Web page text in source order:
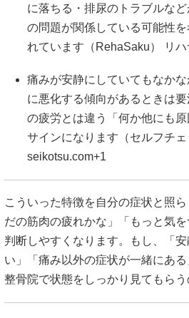
に落ちる・排尿のトラブルな
の問題が関係している可能性
れています（RehaSaku）
リ
痛みが安静にしていてもなか
に悪化する傾向があるときは
の疲労とは違う「何か他にも原
サインになります（セルフチェ
seikotsu.com+1
こういった特徴を自分の症状と照
だの筋肉の疲れかな」「もっと気
判断しやすくなります。もし、「
い」「痛み以外の症状が一緒にあ
整骨院で状態をしっかり見てもらう